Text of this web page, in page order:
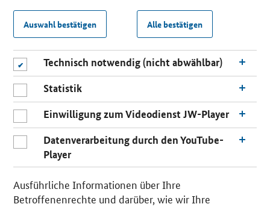
Auswahl bestätigen Alle bestätigen
Technisch notwendig (nicht abwählbar)
Statistik
Einwilligung zum Videodienst JW-Player
Datenverarbeitung durch den YouTube-
Player
Ausführliche Informationen über Ihre
Betroffenenrechte und darüber, wie wir Ihre